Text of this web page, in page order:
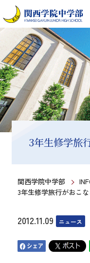
3年生修学旅
関西学院中学部
3年生修学旅行がおこな
2012.11.09 ニュース